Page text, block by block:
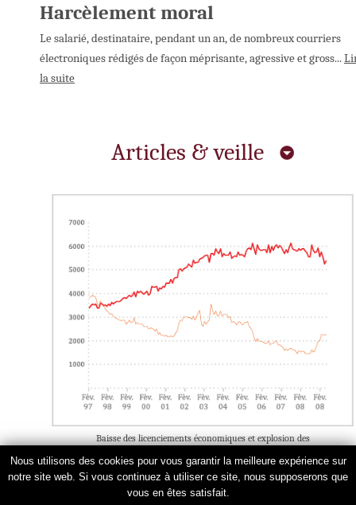
Harcèlement moral
Le salarié, destinataire, pendant un an, de nombreux courriers
électroniques rédigés de façon méprisante, agressive et gross...
la suite
Articles & veille
Baisse des licenciements économiques et explosion des
Nous utilisons des cookies pour vous garantir la meilleure expérience sur
notre site web. Si vous continuez à utiliser ce site, nous supposerons que
vous en êtes satisfait.